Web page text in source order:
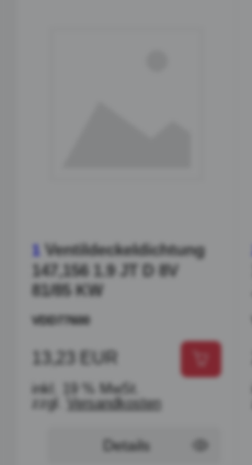
1 Ventildeckeldichtung
147,156 1.9 JT D 8V
81/85 KW
VDD77600
13,23 EUR
inkl. 19 % MwSt.
zzgl.
Versandkosten
Details